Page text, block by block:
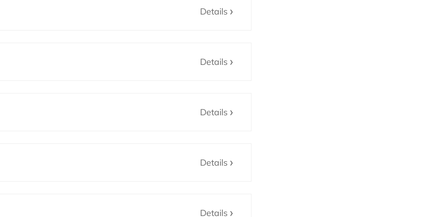
Details
Details
Details
Details
Details